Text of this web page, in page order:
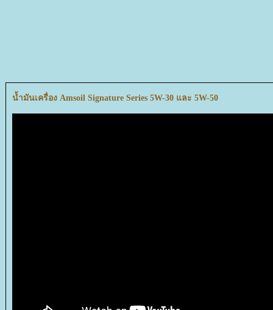
น้ำมันเครื่อง Amsoil Signature Series 5W-30 และ 5W-50